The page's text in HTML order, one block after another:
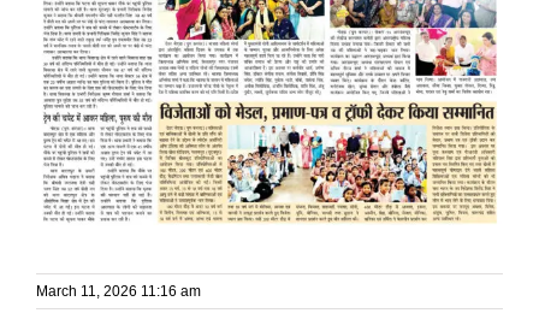
March 11, 2026 11:16 am